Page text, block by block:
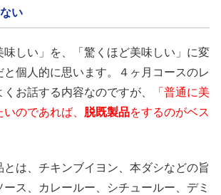
い
味しい」を、「驚くほど美味しい」に変
と個人的に思います。４ヶ月コースのレ
お話する内容なのですが、
「普通に美
のであれば、 脱既製品をするのがベス
とは、チキンブイヨン、本ダシなどの旨
ス、カレールー、シチュールー、デミ